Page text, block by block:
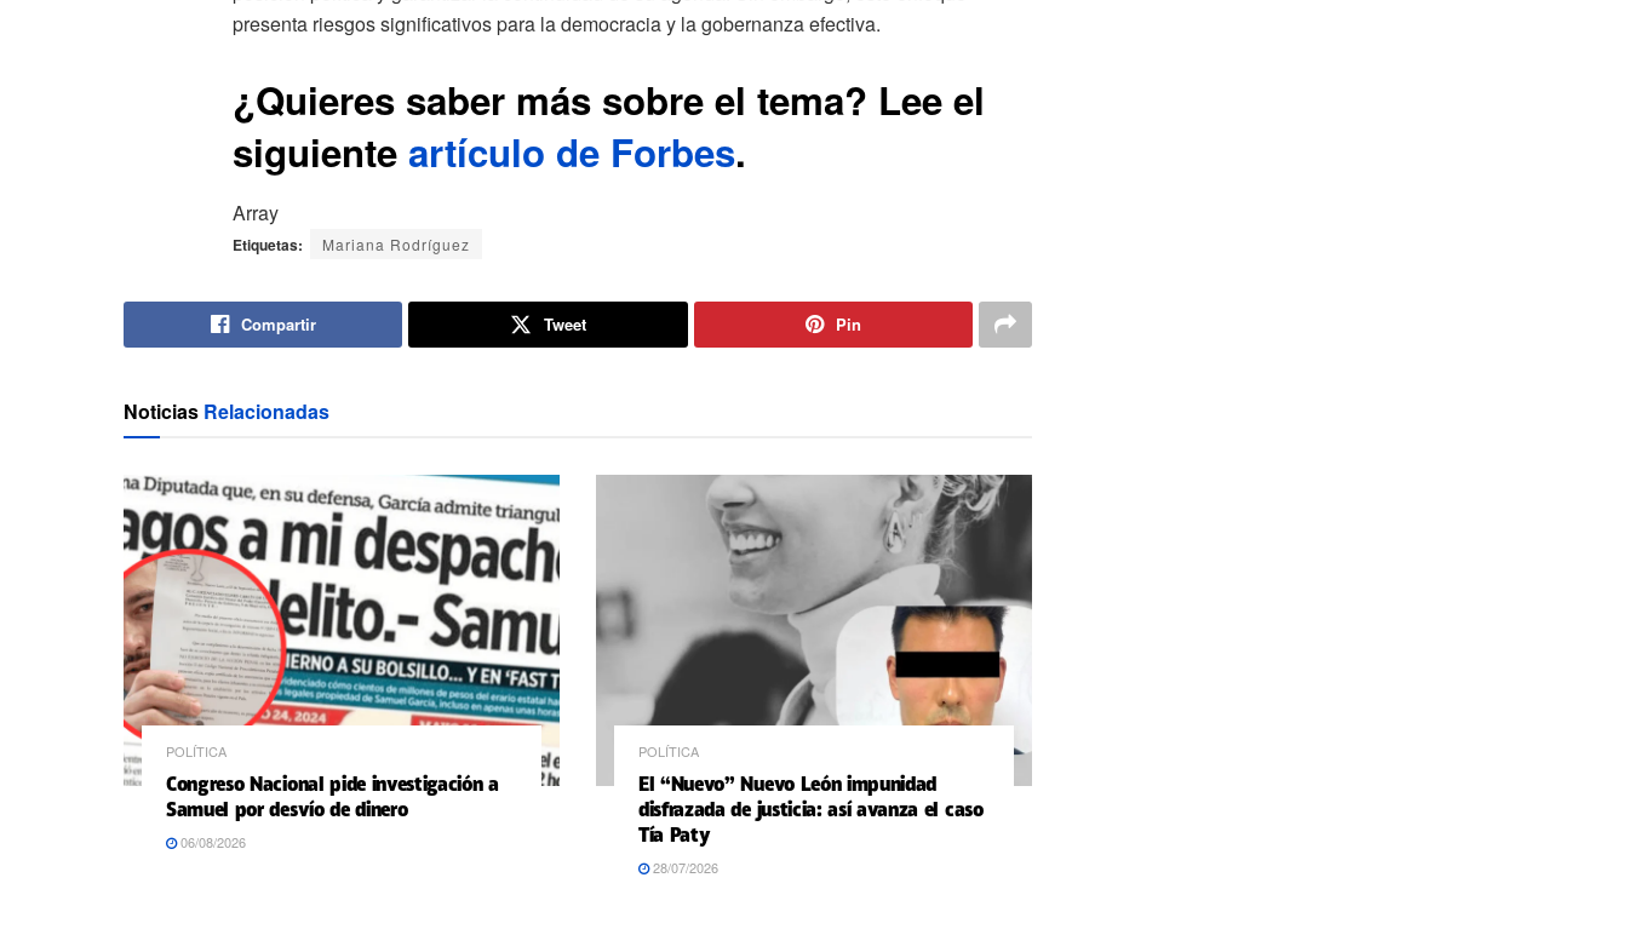
presenta riesgos significativos para la democracia y la gobernanza efectiva.
¿Quieres saber más sobre el tema? Lee el
siguiente artículo de Forbes.
Array
Etiquetas: Mariana Rodríguez
Compartir Tweet Pin
Noticias Relacionadas
POLÍTICA
Congreso Nacional pide investigación a
Samuel por desvío de dinero
06/08/2026
POLÍTICA
El “Nuevo” Nuevo León impunidad
disfrazada de justicia: así avanza el caso
Tía Paty
28/07/2026